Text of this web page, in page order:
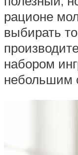
рационе
выбирать
набором
небольшим